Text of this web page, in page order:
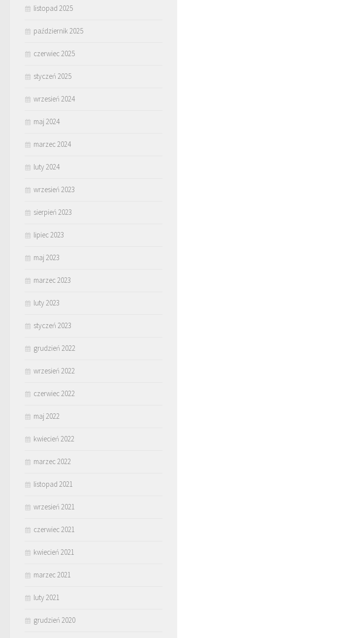
listopad 2025
październik 2025
czerwiec 2025
styczeń 2025
wrzesień 2024
maj 2024
marzec 2024
luty 2024
wrzesień 2023
sierpień 2023
lipiec 2023
maj 2023
marzec 2023
luty 2023
styczeń 2023
grudzień 2022
wrzesień 2022
czerwiec 2022
maj 2022
kwiecień 2022
marzec 2022
listopad 2021
wrzesień 2021
czerwiec 2021
kwiecień 2021
marzec 2021
luty 2021
grudzień 2020